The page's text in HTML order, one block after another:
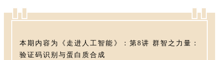
本期内容为《走进人工智能》：第8讲 群智之力量：
验证码识别与蛋白质合成